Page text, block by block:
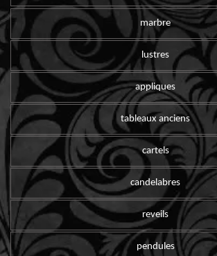
marbre
lustres
appliques
tableaux anciens
cartels
candelabres
reveils
pendules